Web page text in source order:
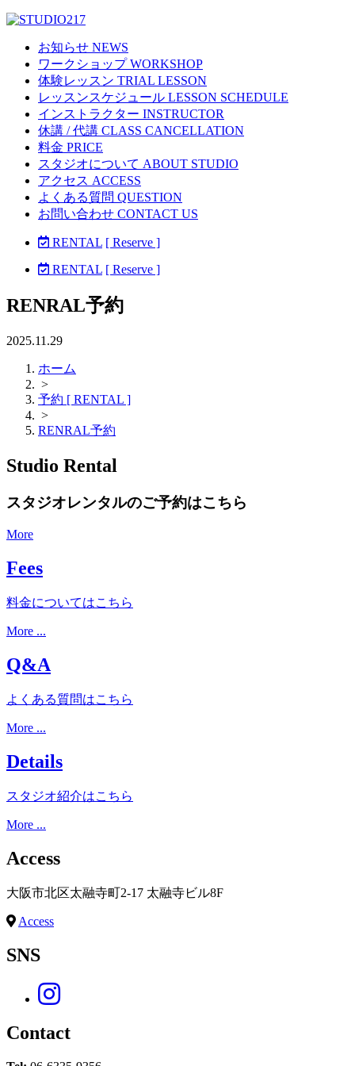
お知らせ NEWS
ワークショップ WORKSHOP
体験レッスン TRIAL LESSON
レッスンスケジュール LESSON SCHEDULE
インストラクター INSTRUCTOR
休講 / 代講 CLASS CANCELLATION
料金 PRICE
スタジオについて ABOUT STUDIO
アクセス ACCESS
よくある質問 QUESTION
お問い合わせ CONTACT US
RENTAL [ Reserve ]
RENTAL [ Reserve ]
RENRAL予約
2025.11.29
ホーム
>
予約 [ RENTAL ]
>
RENRAL予約
Studio Rental
スタジオレンタルのご予約はこちら
More
Fees
料金についてはこちら
More ...
Q&A
よくある質問はこちら
More ...
Details
スタジオ紹介はこちら
More ...
Access
大阪市北区太融寺町2-17 太融寺ビル8F
Access
SNS
Contact